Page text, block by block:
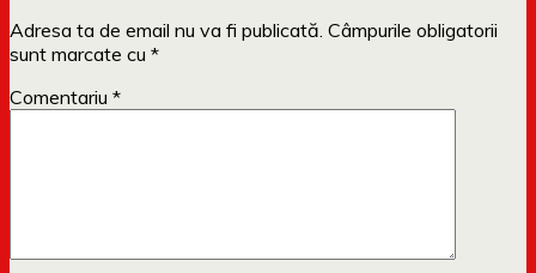
Adresa ta de email nu va fi publicată. Câmpurile obligatorii
sunt marcate cu *
Comentariu *